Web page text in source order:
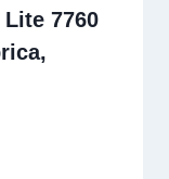
Lite 7760